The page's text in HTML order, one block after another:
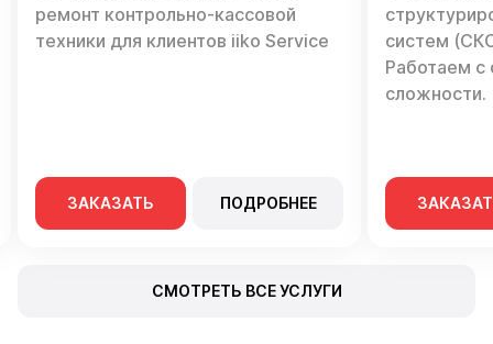
сложности.
СМОТРЕТЬ ВСЕ УСЛУГИ